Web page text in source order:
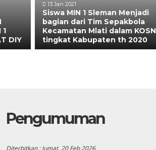
1
DIY
13 Jan 2021
Siswa MIN 1 Sleman Menjadi
bagian dari Tim Sepakbola
Kecamatan Mlati dalam KOSN
tingkat Kabupaten th 2020
Pengumuman
Diterbitkan :Jumat, 20 Feb 2026